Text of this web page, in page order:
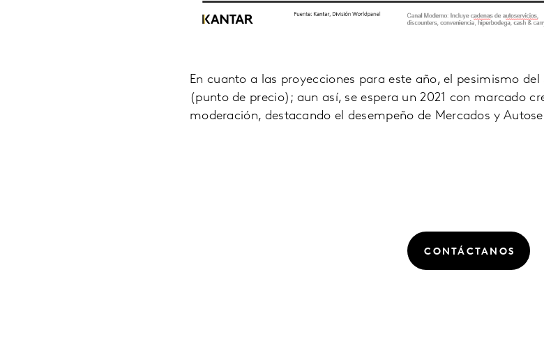
En cuanto a las proyecciones para este año, el pesimismo
(punto de precio); aun así, se espera un 2021 con marcado
moderación, destacando el desempeño de Mercados y
CONTÁCTANOS